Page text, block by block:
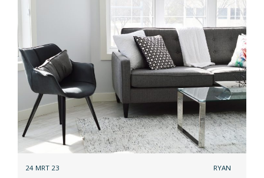
24 MRT 23 RYAN